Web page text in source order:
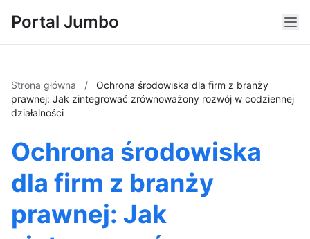
Portal Jumbo
Strona główna /
Ochrona środowiska dla firm z branży
prawnej: Jak zintegrować zrównoważony rozwój w codziennej
działalności
Ochrona środowiska
dla firm z branży
prawnej: Jak